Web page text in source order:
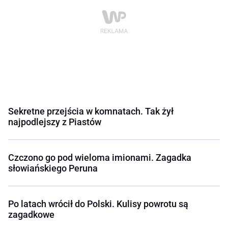
Sekretne przejścia w komnatach. Tak żył
najpodlejszy z Piastów
Czczono go pod wieloma imionami. Zagadka
słowiańskiego Peruna
Po latach wrócił do Polski. Kulisy powrotu są
zagadkowe